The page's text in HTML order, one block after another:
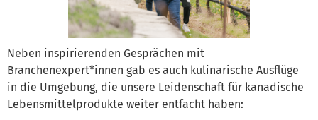
Neben inspirierenden Gesprächen mit
Branchenexpert*innen gab es auch kulinarische Ausflüge
in die Umgebung, die unsere Leidenschaft für kanadische
Lebensmittelprodukte weiter entfacht haben: